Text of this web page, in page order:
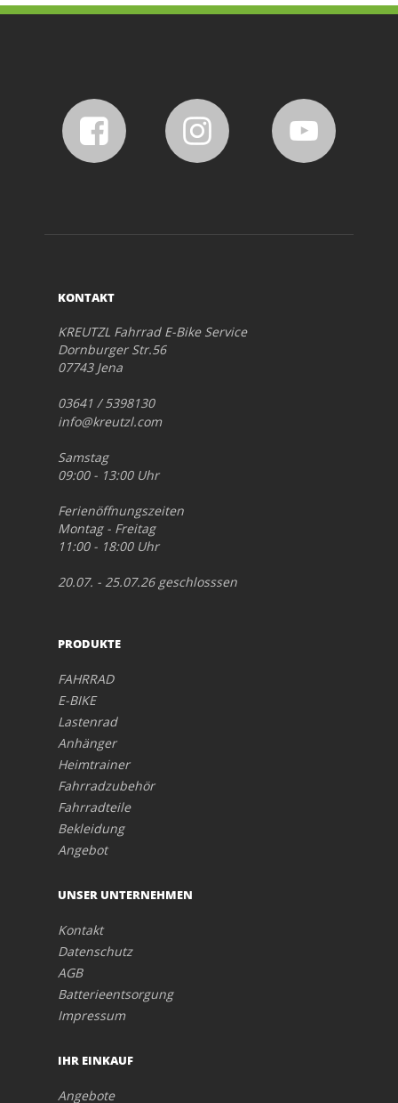
KONTAKT
KREUTZL Fahrrad E-Bike Service
Dornburger Str.56
07743 Jena
03641 / 5398130
info@kreutzl.com
Samstag
09:00 - 13:00 Uhr
Ferienöffnungszeiten
Montag - Freitag
11:00 - 18:00 Uhr
20.07. - 25.07.26 geschlosssen
PRODUKTE
FAHRRAD
E-BIKE
Lastenrad
Anhänger
Heimtrainer
Fahrradzubehör
Fahrradteile
Bekleidung
Angebot
UNSER UNTERNEHMEN
Kontakt
Datenschutz
AGB
Batterieentsorgung
Impressum
IHR EINKAUF
Angebote